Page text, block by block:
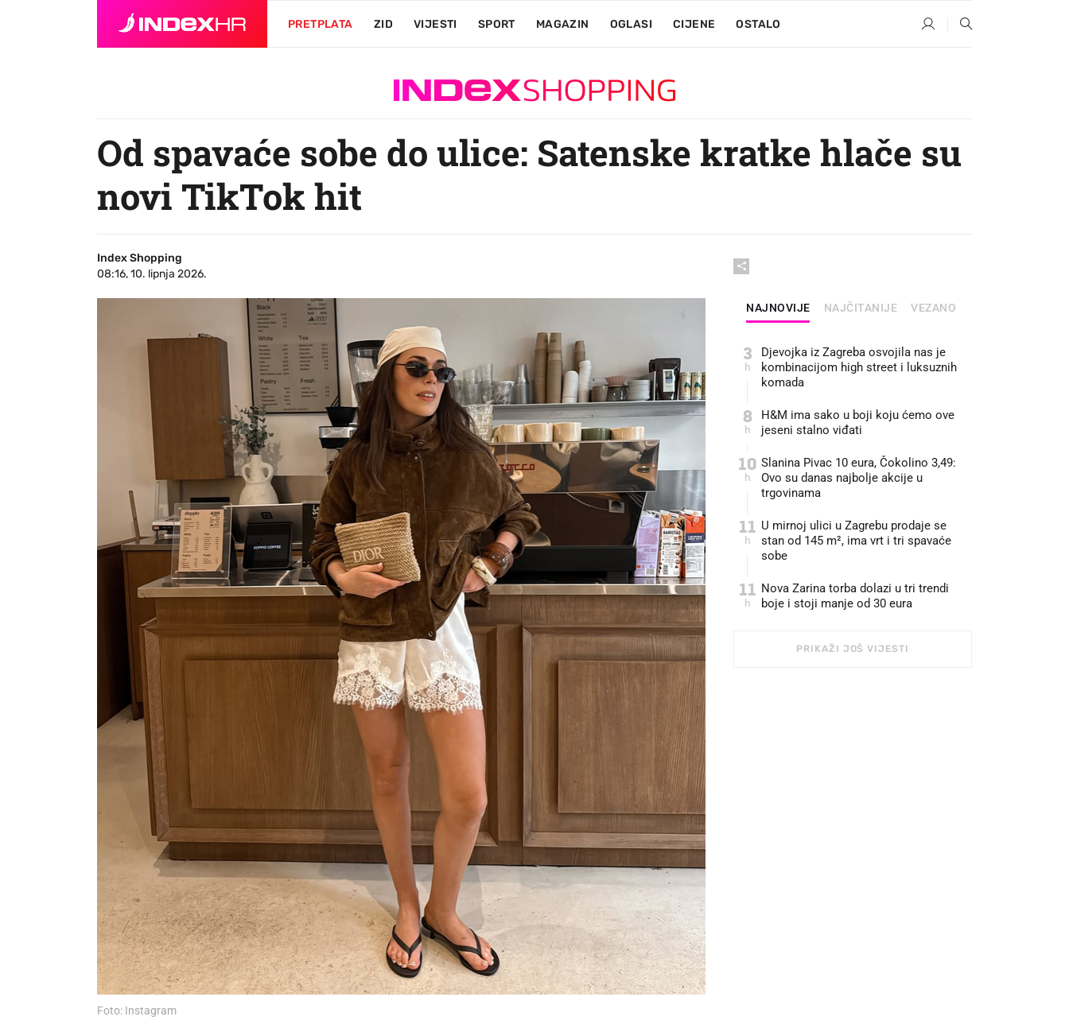
PRETPLATA ZID VIJESTI SPORT MAGAZIN OGLASI CIJENE OSTALO
Od spavaće sobe do ulice: Satenske kratke hlače su
novi TikTok hit
Index Shopping
08:16, 10. lipnja 2026.
Foto: Instagram
NAJNOVIJE NAJČITANIJE VEZANO
3
h
Djevojka iz Zagreba osvojila nas je
kombinacijom high street i luksuznih
komada
8
h
H&M ima sako u boji koju ćemo ove
jeseni stalno viđati
10
h
Slanina Pivac 10 eura, Čokolino 3,49:
Ovo su danas najbolje akcije u
trgovinama
11
h
U mirnoj ulici u Zagrebu prodaje se
stan od 145 m², ima vrt i tri spavaće
sobe
11
h
Nova Zarina torba dolazi u tri trendi
boje i stoji manje od 30 eura
PRIKAŽI JOŠ VIJESTI